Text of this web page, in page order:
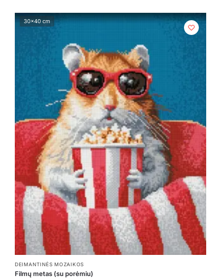
30x40 cm
DEIMANTINĖS MOZAIKOS
Filmų metas (su porėmiu)